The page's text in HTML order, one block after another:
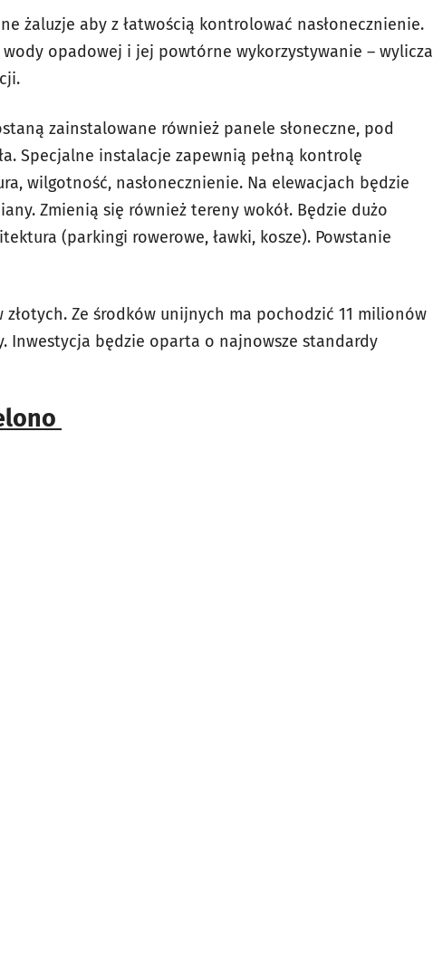
żaluzje aby z łatwością kontrolować nasłonecznienie.
opadowej i jej powtórne wykorzystywanie – wylicza
zainstalowane również panele słoneczne, pod
Specjalne instalacje zapewnią pełną kontrolę
wilgotność, nasłonecznienie. Na elewacjach będzie
Zmienią się również tereny wokół. Będzie dużo
(parkingi rowerowe, ławki, kosze). Powstanie
Ze środków unijnych ma pochodzić 11 milionów
Inwestycja będzie oparta o najnowsze standardy